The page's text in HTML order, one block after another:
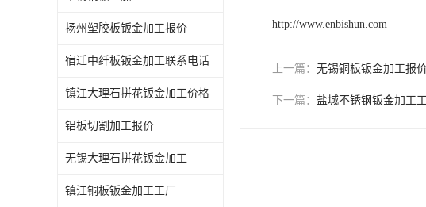
扬州塑胶板钣金加工报价
宿迁中纤板钣金加工联系电话
镇江大理石拼花钣金加工价格
铝板切割加工报价
无锡大理石拼花钣金加工
镇江铜板钣金加工工厂
http://www.enbishun.com
上一篇： 无锡铜板钣金加工报
下一篇： 盐城不锈钢钣金加工工